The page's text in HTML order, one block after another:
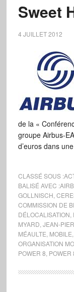
Sweet
4 JUILLET 2012
de la «
groupe Airbus-
d’euros dans
CLASSÉ SOUS :
BALISÉ AVEC :
GOLLNISCH
COMMISSION DE
DÉLOCALISATION
MYARD JEAN-
MÉAULTE MOBILE
ORGANISATION
POWER 8 POWER